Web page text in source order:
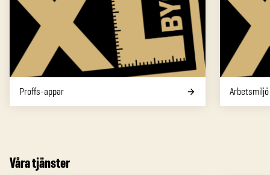
Proffs-appar Arbetsmiljö
Våra tjänster